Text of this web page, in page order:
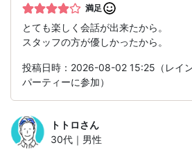
満足
とても楽しく会話が出来たから。
スタッフの方が優しかったから。
投稿日時：2026-08-02 15:25（レイ
パーティーに参加）
トトロさん
30代｜男性